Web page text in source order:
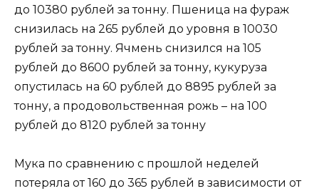
до 10380 рублей за тонну. Пшеница на фураж
снизилась на 265 рублей до уровня в 10030
рублей за тонну. Ячмень снизился на 105
рублей до 8600 рублей за тонну, кукуруза
опустилась на 60 рублей до 8895 рублей за
тонну, а продовольственная рожь – на 100
рублей до 8120 рублей за тонну
Мука по сравнению с прошлой неделей
потеряла от 160 до 365 рублей в зависимости от